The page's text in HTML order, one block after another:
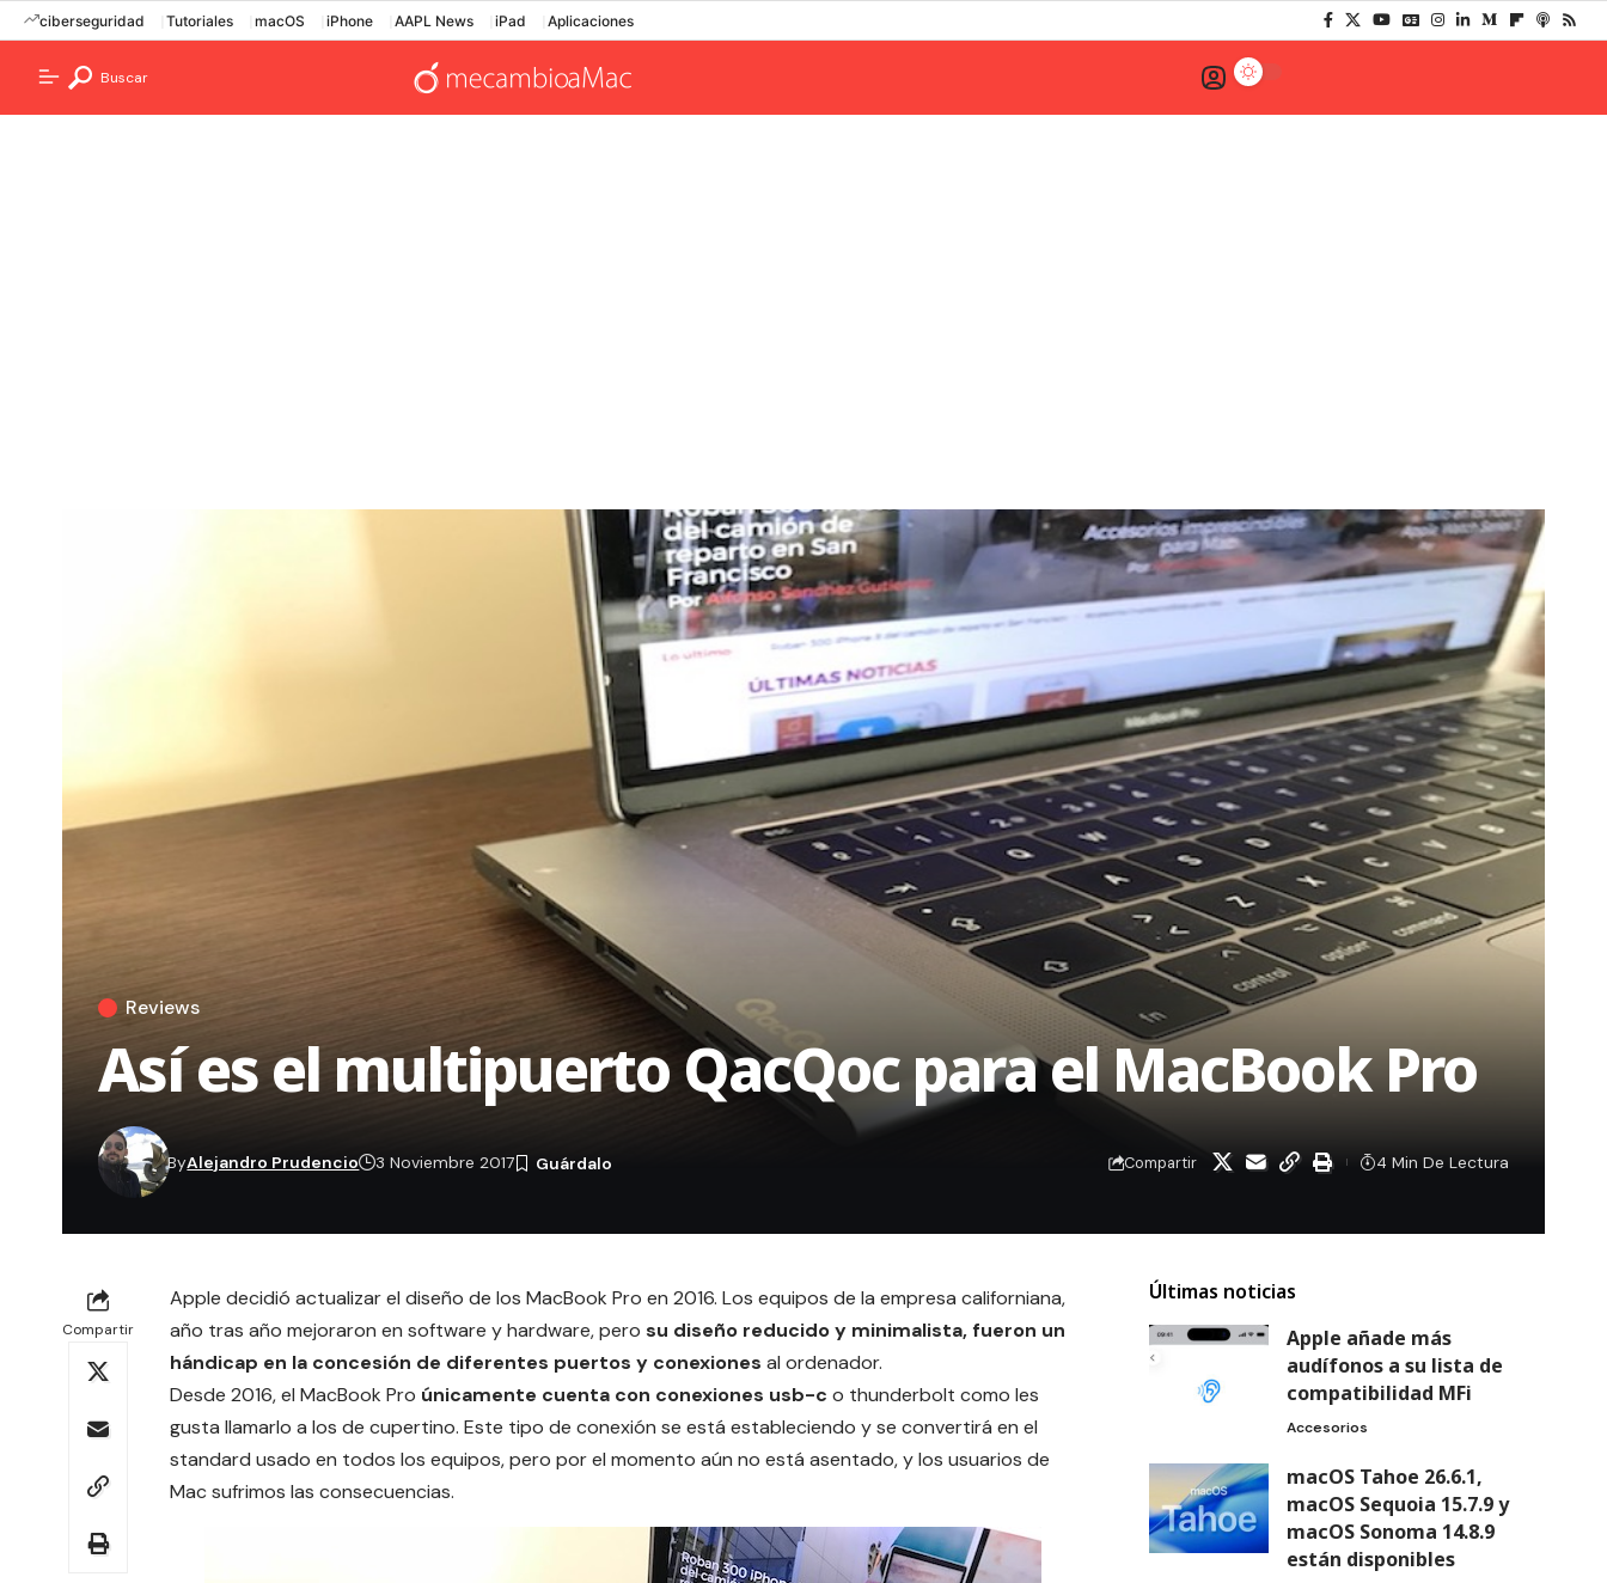
ciberseguridad Tutoriales macOS iPhone AAPL News iPad Aplicaciones
Buscar
Reviews
Así es el multipuerto QacQoc para el MacBook Pro
ByAlejandro Prudencio 3 Noviembre 2017 Compartir 4 Min De Lectura
Compartir
Apple decidió actualizar el diseño de los MacBook Pro en 2016. Los equipos de la empresa californiana,
año tras año mejoraron en software y hardware, pero su diseño reducido y minimalista, fueron un
hándicap en la concesión de diferentes puertos y conexiones al ordenador.
Desde 2016, el MacBook Pro únicamente cuenta con conexiones usb-c o thunderbolt como les
gusta llamarlo a los de cupertino. Este tipo de conexión se está estableciendo y se convertirá en el
standard usado en todos los equipos, pero por el momento aún no está asentado, y los usuarios de
Macsufrimos las consecuencias.
Últimas noticias
Apple añade más
audífonos a su lista de
compatibilidad MFi
Accesorios
macOS Tahoe 26.6.1,
macOS Sequoia 15.7.9 y
macOS Sonoma 14.8.9
están disponibles